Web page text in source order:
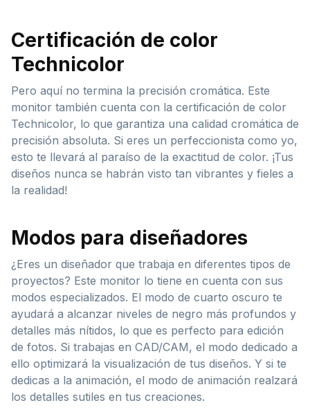
Certificación de color
Technicolor
Pero aquí no termina la precisión cromática. Este
monitor también cuenta con la certificación de color
Technicolor, lo que garantiza una calidad cromática de
precisión absoluta. Si eres un perfeccionista como yo,
esto te llevará al paraíso de la exactitud de color. ¡Tus
diseños nunca se habrán visto tan vibrantes y fieles a
la realidad!
Modos para diseñadores
¿Eres un diseñador que trabaja en diferentes tipos de
proyectos? Este monitor lo tiene en cuenta con sus
modos especializados. El modo de cuarto oscuro te
ayudará a alcanzar niveles de negro más profundos y
detalles más nítidos, lo que es perfecto para edición
de fotos. Si trabajas en CAD/CAM, el modo dedicado a
ello optimizará la visualización de tus diseños. Y si te
dedicas a la animación, el modo de animación realzará
los detalles sutiles en tus creaciones.